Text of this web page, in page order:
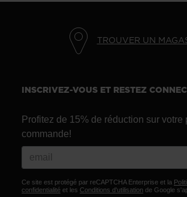
TROUVER UN
INSCRIVEZ-VOUS ET RESTEZ
Profitez de 15% de réduction sur votre
commande!
Ce site est protégé par reCAPTCHA Enterprise et la
confidentialité et les Conditions d'utilisation de Google